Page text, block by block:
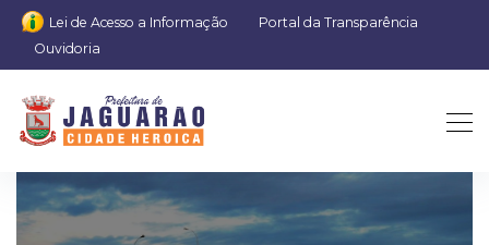
Lei de Acesso a Informação
Portal da Transparência
Ouvidoria